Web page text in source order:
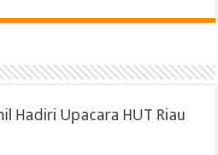
Hadiri Upacara HUT Riau